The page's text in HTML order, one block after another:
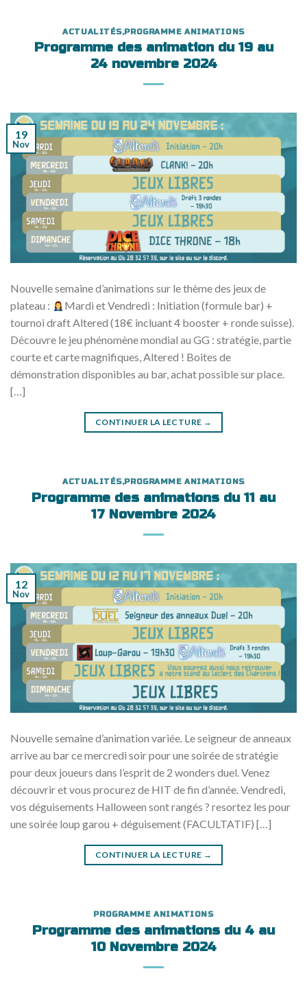
ACTUALITÉS,PROGRAMME ANIMATIONS
Programme des animation du 19 au
24 novembre 2024
19
Nov
Nouvelle semaine d’animations sur le thème des jeux de
plateau :
Mardi et Vendredi : Initiation (formule bar) +
tournoi draft Altered (18€ incluant 4 booster + ronde suisse).
Découvre le jeu phénomène mondial au GG : stratégie, partie
courte et carte magnifiques, Altered ! Boites de
démonstration disponibles au bar, achat possible sur place.
[…]
CONTINUER LA LECTURE →
ACTUALITÉS,PROGRAMME ANIMATIONS
Programme des animations du 11 au
17 Novembre 2024
12
Nov
Nouvelle semaine d’animation variée. Le seigneur de anneaux
arrive au bar ce mercredi soir pour une soirée de stratégie
pour deux joueurs dans l’esprit de 2 wonders duel. Venez
découvrir et vous procurez de HIT de fin d’année. Vendredi,
vos déguisements Halloween sont rangés ? resortez les pour
une soirée loup garou + déguisement (FACULTATIF) […]
CONTINUER LA LECTURE →
PROGRAMME ANIMATIONS
Programme des animations du 4 au
10 Novembre 2024